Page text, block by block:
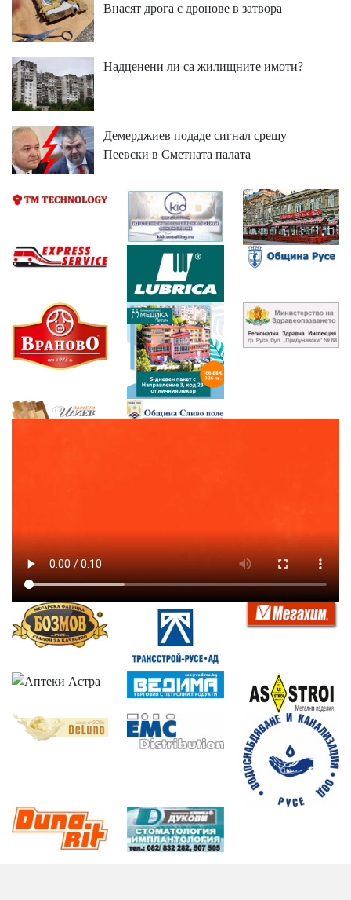
Внасят дрога с дронове в затвора
Надценени ли са жилищните имоти?
Демерджиев подаде сигнал срещу
Пеевски в Сметната палата